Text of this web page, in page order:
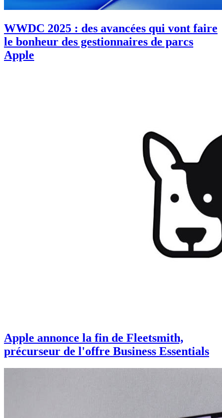
WWDC 2025 : des avancées qui vont faire
le bonheur des gestionnaires de parcs
Apple
Apple annonce la fin de Fleetsmith,
précurseur de l'offre Business Essentials